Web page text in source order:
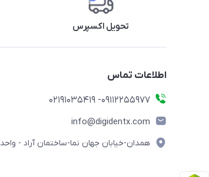
تحویل اکسپرس
اطلاعات تماس
09112255977- 02191035419
info@digidentx.com
همدان-خیابان جهان نما-ساختمان آراد - واحد8